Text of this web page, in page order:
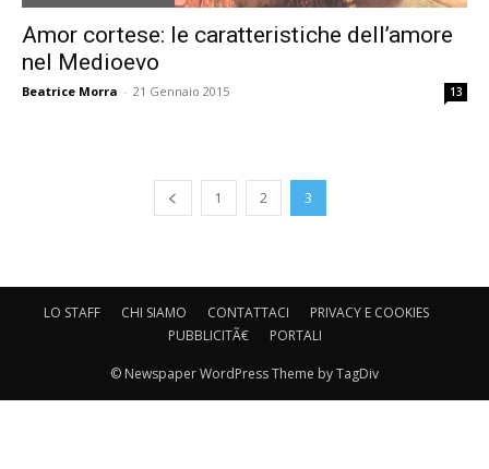
Amor cortese: le caratteristiche dell’amore
nel Medioevo
Beatrice Morra - 21 Gennaio 2015 13
1 2 3
LO STAFF CHI SIAMO CONTATTACI
PRIVACY E COOKIES
PUBBLICITÃ€
PORTALI
© Newspaper WordPress Theme by TagDiv